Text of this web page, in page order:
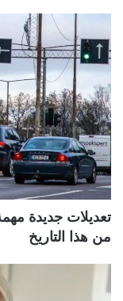
تعديلات جديدة
من هذا التاريخ